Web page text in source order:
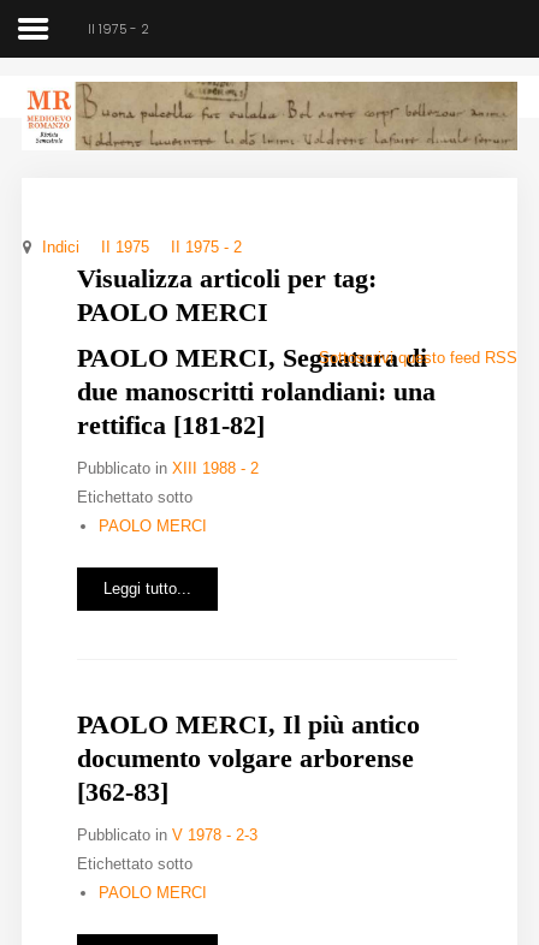
Medioevo Romanzo
Home
Chi siamo
Direzione
Indici
Seminario
Norme
Diffusione
II 1975 - 2
Indici II 1975 II 1975 - 2
Visualizza articoli per tag:
PAOLO MERCI
Sottoscrivi questo feed RSS
PAOLO MERCI, Segnatura di
due manoscritti rolandiani: una
rettifica [181-82]
Pubblicato in XIII 1988 - 2
Etichettato sotto
PAOLO MERCI
Leggi tutto...
PAOLO MERCI, Il più antico
documento volgare arborense
[362-83]
Pubblicato in V 1978 - 2-3
Etichettato sotto
PAOLO MERCI